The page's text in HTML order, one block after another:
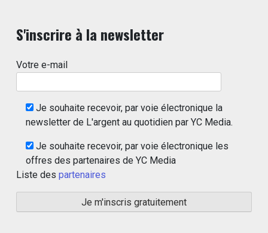
S'inscrire à la newsletter
Votre e-mail
Je souhaite recevoir, par voie électronique la
newsletter de L'argent au quotidien par YC Media.
Je souhaite recevoir, par voie électronique les
offres des partenaires de YC Media
Liste des partenaires